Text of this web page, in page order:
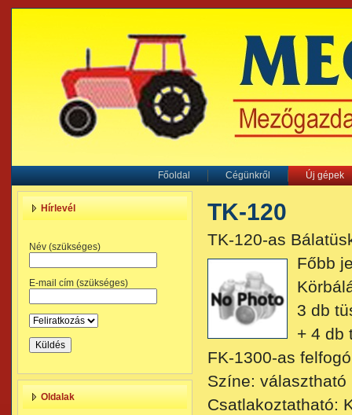
Főoldal Cégünkről Új gépek
Hírlevél
Név (szükséges)
E-mail cím (szükséges)
Oldalak
TK-120
TK-120-as
Főbb
3 db
+ 4 db
FK-1300-as
Színe:
Csatlakoztatható: